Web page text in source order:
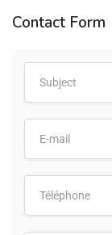
Contact Form